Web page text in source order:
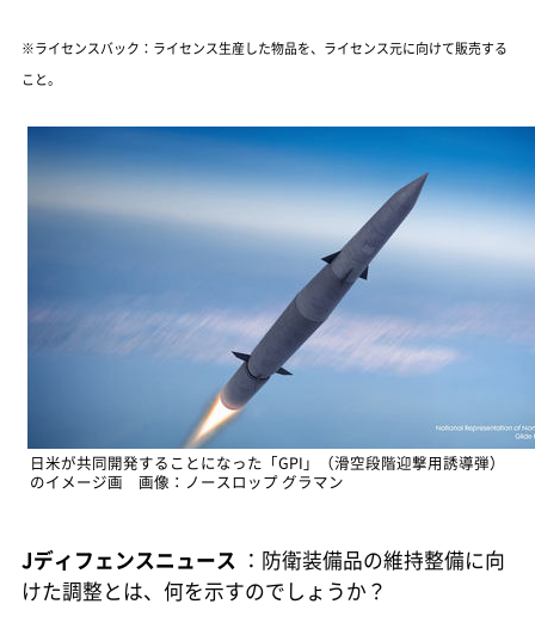
※ライセンスバック：ライセンス生産した物品を、ライセンス元に向けて販売する
こと。
日米が共同開発することになった「GPI」（滑空段階迎撃用誘導弾）
のイメージ画 画像：ノースロップ グラマン
Jディフェンスニュース ：防衛装備品の維持整備に向
けた調整とは、何を示すのでしょうか？